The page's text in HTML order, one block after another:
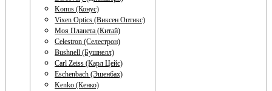
Konus (Конус)
Vixen Optics (Виксен Оптикс)
Моя Планета (Китай)
Celestron (Селестрон)
Bushnell (Бушнелл)
Carl Zeiss (Карл Цейс)
Eschenbach (Эшенбах)
Kenko (Кенко)